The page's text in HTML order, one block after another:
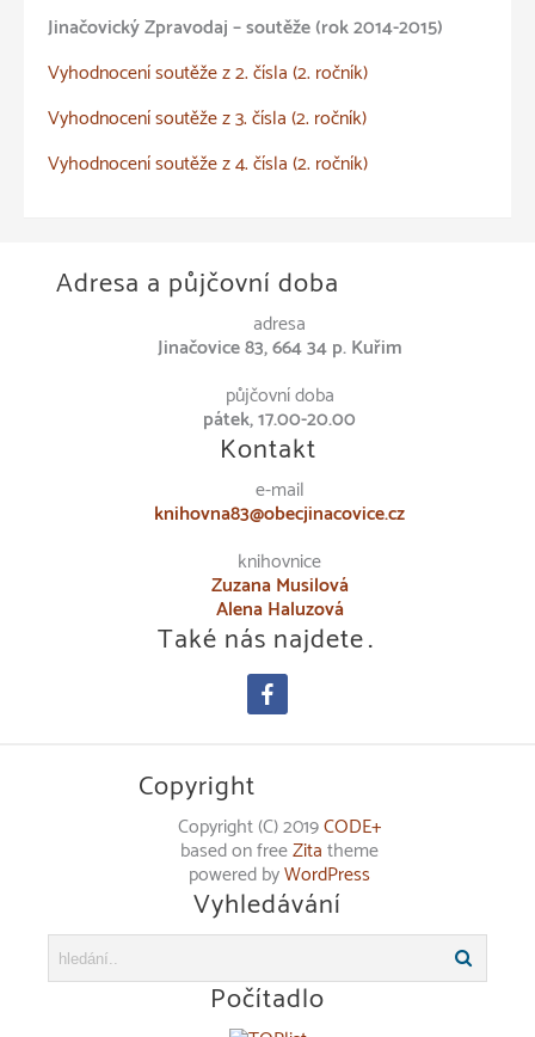
Jinačovický Zpravodaj – soutěže (rok 2014-2015)
Vyhodnocení soutěže z 2. čísla (2. ročník)
Vyhodnocení soutěže z 3. čísla (2. ročník)
Vyhodnocení soutěže z 4. čísla (2. ročník)
Adresa a půjčovní doba
adresa
Jinačovice 83, 664 34 p. Kuřim
půjčovní doba
pátek, 17.00-20.00
Kontakt
e-mail
knihovna83@obecjinacovice.cz
knihovnice
Zuzana Musilová
Alena Haluzová
Také nás najdete…
facebook
Copyright
Copyright (C) 2019CODE+
based on freeZitatheme
powered byWordPress
Vyhledávání
Počítadlo